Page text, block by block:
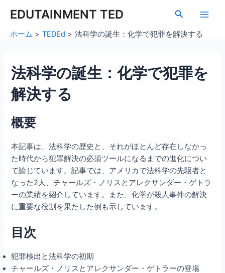
EDUTAINMENT TED
検
Main
ホーム TEDEd 法科学の誕生：化学で犯罪を解決する
法科学の誕生：化学で犯罪を
解決する
概要
本記事は、法科学の歴史と、それがほとんど存在しなかっ
た時代から犯罪解決の必須ツールになるまでの進化につい
て論じています。記事では、アメリカで法科学の先駆者と
なった2人、チャールズ・ノリスとアレクサンダー・ゲトラ
ーの業績を紹介しています。また、化学が殺人事件の解決
に重要な役割を果たした例も示しています。
目次
犯罪検出と法科学の初期
チャールズ・ノリスとアレクサンダー・ゲトラーの登場
navigation